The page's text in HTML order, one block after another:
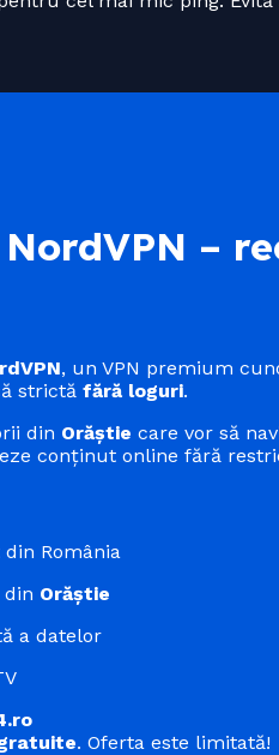
NordVPN –
, un VPN premium
strictă fără loguri.
din Orăștie care vor să
conținut online fără
România
Orăștie
a datelor
. Oferta este limitată!